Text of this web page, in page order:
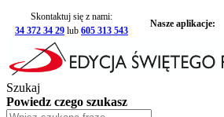
Skontaktuj się z nami:
34 372 34 29 lub 605 313 543
Nasze aplikacje:
Szukaj
Powiedz czego szukasz